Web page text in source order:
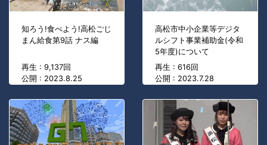
知ろう!食べよう!高松ごじ
まん給食第9話 ナス編
再生 : 9,137回
公開 : 2023.8.25
高松市中小企業等デジタ
ルシフト事業補助金(令和
5年度)について
再生 : 616回
公開 : 2023.7.28